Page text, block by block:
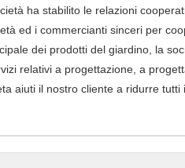
ha stabilito le relazioni
ed i commercianti sinceri per
dei prodotti del giardino, la
relativi a progettazione, a
aiuti il nostro cliente a ridurre tutti